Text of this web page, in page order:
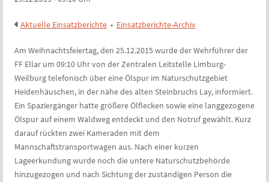
Aktuelle Einsatzberichte• Einsatzberichte-Archiv
Am Weihnachtsfeiertag, den 25.12.2015 wurde der Wehrführer der
FF Ellar um 09:10 Uhr von der Zentralen Leitstelle Limburg-
Weilburg telefonisch über eine Ölspur im Naturschutzgebiet
Heidenhäuschen, in der nähe des alten Steinbruchs Lay, informiert.
Ein Spaziergänger hatte größere Ölflecken sowie eine langgezogene
Ölspur auf einem Waldweg entdeckt und den Notruf gewählt. Kurz
darauf rückten zwei Kameraden mit dem
Mannschaftstransportwagen aus. Nach einer kurzen
Lageerkundung wurde noch die untere Naturschutzbehörde
hinzugezogen und nach Sichtung der zuständigen Person die